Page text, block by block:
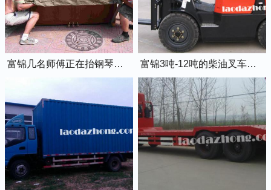
富锦几名师傅正在抬钢琴上楼 富锦3吨-12吨的柴油叉车出租